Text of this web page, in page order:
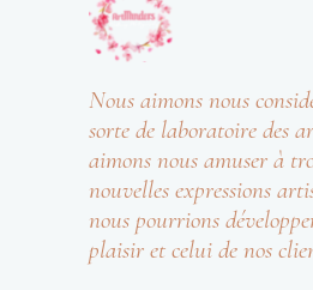
Nous aimons nous
sorte de laboratoire des
aimons nous amuser à
nouvelles expressions
nous pourrions
plaisir et celui de nos